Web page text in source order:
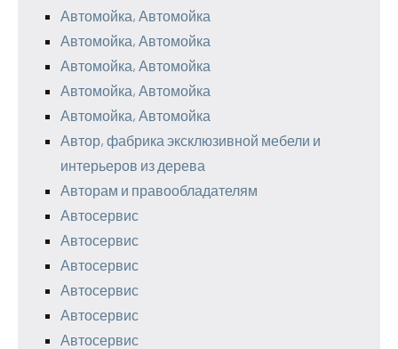
Автомойка, Автомойка
Автомойка, Автомойка
Автомойка, Автомойка
Автомойка, Автомойка
Автомойка, Автомойка
Автор, фабрика эксклюзивной мебели и
интерьеров из дерева
Авторам и правообладателям
Автосервис
Автосервис
Автосервис
Автосервис
Автосервис
Автосервис